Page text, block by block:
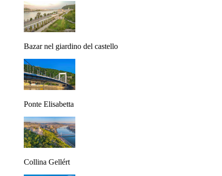
Bazar nel giardino del castello
Ponte Elisabetta
Collina Gellért